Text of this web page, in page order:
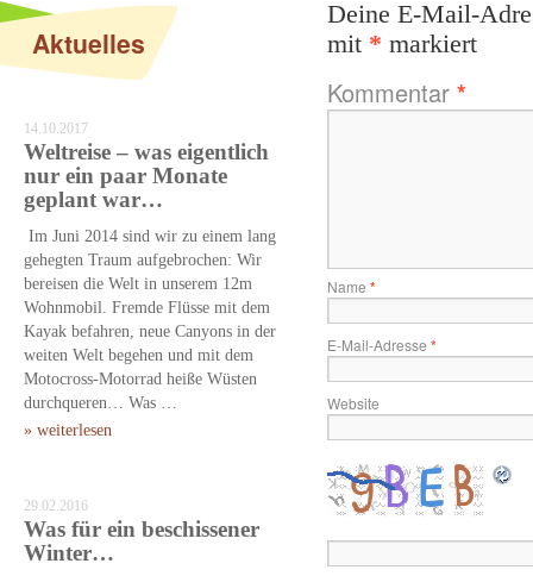
Aktuelles
14.10.2017
Weltreise – was eigentlich
nur ein paar Monate
geplant war…
Im Juni 2014 sind wir zu einem lang
gehegten Traum aufgebrochen: Wir
bereisen die Welt in unserem 12m
Wohnmobil. Fremde Flüsse mit dem
Kayak befahren, neue Canyons in der
weiten Welt begehen und mit dem
Motocross-Motorrad heiße Wüsten
durchqueren… Was …
» weiterlesen
29.02.2016
Was für ein beschissener
Winter…
Deine E-Mail-
mit * markiert
Kommentar *
Name *
E-Mail-Adresse *
Website